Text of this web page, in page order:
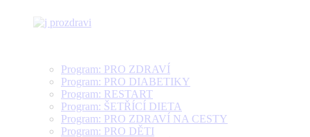
Program: PRO ZDRAVÍ
Program: PRO DIABETIKY
Program: RESTART
Program: ŠETŘÍCÍ DIETA
Program: PRO ZDRAVÍ NA CESTY
Program: PRO DĚTI